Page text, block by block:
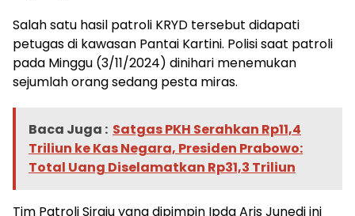
Salah satu hasil patroli KRYD tersebut didapati
petugas di kawasan Pantai Kartini. Polisi saat patroli
pada Minggu (3/11/2024) dinihari menemukan
sejumlah orang sedang pesta miras.
Baca Juga : Satgas PKH Serahkan Rp11,4
Triliun ke Kas Negara, Presiden Prabowo:
Total Uang Diselamatkan Rp31,3 Triliun
Tim Patroli Siraju yang dipimpin Ipda Aris Junedi ini